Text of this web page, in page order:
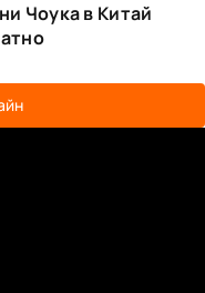
Чоука в Китай